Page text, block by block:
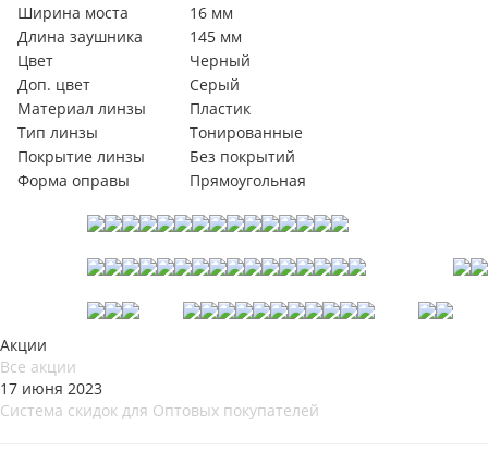
Ширина моста
16 мм
Длина заушника
145 мм
Цвет
Черный
Доп. цвет
Серый
Материал линзы
Пластик
Тип линзы
Тонированные
Покрытие линзы
Без покрытий
Форма оправы
Прямоугольная
Акции
Все акции
17 июня 2023
Система скидок для Оптовых покупателей